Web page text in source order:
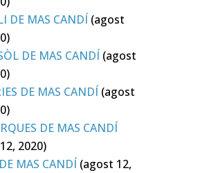
DE MAS CANDÍ (agost
DE MAS CANDÍ (agost
DE MAS CANDÍ (agost
DE MAS CANDÍ
2020)
MAS CANDÍ (agost 12,